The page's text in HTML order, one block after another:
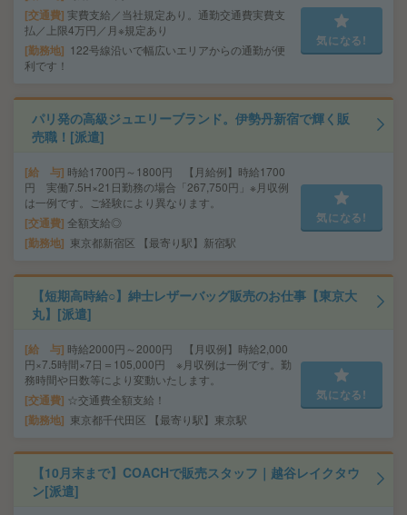
交通費 実費支給／当社規定あり。通勤交通費実費支
払／上限4万円／月※規定あり
勤務地
122号線沿いで幅広いエリアからの通勤が便
利です！
気になる!
パリ発の高級ジュエリーブランド。伊勢丹新宿で輝く販
売職！[派遣]
給 与 時給1700円～1800円 【月給例】時給1700
円 実働7.5H×21日勤務の場合「267,750円」※月収例
は一例です。ご経験により異なります。
交通費 全額支給◎
勤務地 東京都新宿区 【最寄り駅】新宿駅
気になる!
【短期高時給○】紳士レザーバッグ販売のお仕事【東京大
丸】[派遣]
給 与 時給2000円～2000円 【月収例】時給2,000
円×7.5時間×7日＝105,000円 ※月収例は一例です。勤
務時間や日数等により変動いたします。
交通費 ☆交通費全額支給！
勤務地 東京都千代田区 【最寄り駅】東京駅
気になる!
【10月末まで】COACHで販売スタッフ｜越谷レイクタウ
ン[派遣]